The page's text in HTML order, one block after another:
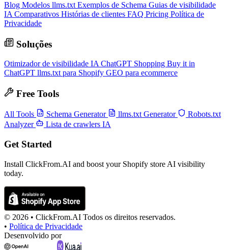
Blog Modelos llms.txt Exemplos de Schema Guias de visibilidade
IA Comparativos Histórias de clientes FAQ Pricing Política de
Privacidade
Soluções
Otimizador de visibilidade IA ChatGPT Shopping Buy it in
ChatGPT llms.txt para Shopify GEO para ecommerce
Free Tools
All Tools Schema Generator llms.txt Generator
Robots.txt
Analyzer
Lista de crawlers IA
Get Started
Install ClickFrom.AI and boost your Shopify store AI visibility
today.
© 2026 • ClickFrom.AI Todos os direitos reservados.
• Política de Privacidade
Desenvolvido por